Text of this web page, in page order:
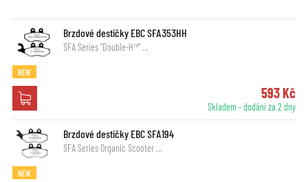
Brzdové destičky EBC SFA353HH
SFA Series "Double-H™" …
NEW
593 Kč
Skladem - dodání za 2 dny
Brzdové destičky EBC SFA194
SFA Series Organic Scooter …
NEW